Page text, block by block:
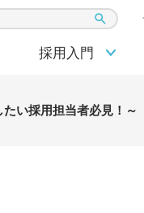
採用入門
い採用担当者必見！～